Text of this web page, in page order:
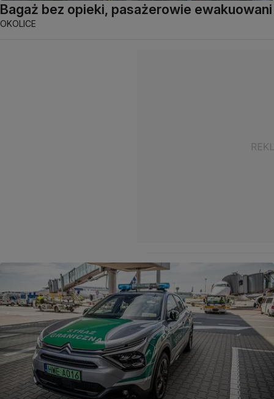
Bagaż bez opieki, pasażerowie ewakuowani
OKOLICE